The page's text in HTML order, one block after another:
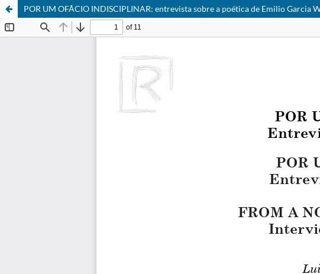
POR UM OFÃCIO INDISCIPLINAR: entrevista sobre a poética de Emilio Garcia